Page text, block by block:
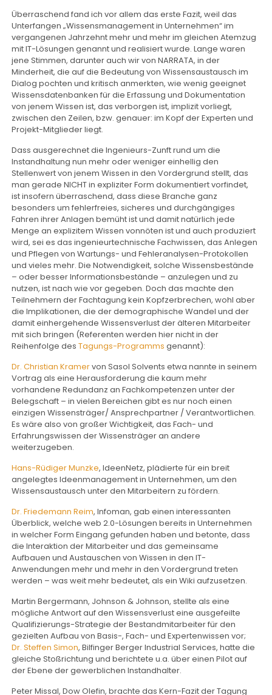
Überraschend fand ich vor allem das erste Fazit, weil das
Unterfangen „Wissensmanagement in Unternehmen“ im
vergangenen Jahrzehnt mehr und mehr im gleichen Atemzug
mit IT-Lösungen genannt und realisiert wurde. Lange waren
jene Stimmen, darunter auch wir von NARRATA, in der
Minderheit, die auf die Bedeutung von Wissensaustausch im
Dialog pochten und kritisch anmerkten, wie wenig geeignet
Wissensdatenbanken für die Erfassung und Dokumentation
von jenem Wissen ist, das verborgen ist, implizit vorliegt,
zwischen den Zeilen, bzw. genauer: im Kopf der Experten und
Projekt-Mitglieder liegt.
Dass ausgerechnet die Ingenieurs-Zunft rund um die
Instandhaltung nun mehr oder weniger einhellig den
Stellenwert von jenem Wissen in den Vordergrund stellt, das
man gerade NICHT in expliziter Form dokumentiert vorfindet,
ist insofern überraschend, dass diese Branche ganz
besonders um fehlerfreies, sicheres und durchgängiges
Fahren ihrer Anlagen bemüht ist und damit natürlich jede
Menge an explizitem Wissen vonnöten ist und auch produziert
wird, sei es das ingenieurtechnische Fachwissen, das Anlegen
und Pflegen von Wartungs- und Fehleranalysen-Protokollen
und vieles mehr. Die Notwendigkeit, solche Wissensbestände
– oder besser Informationsbestände – anzulegen und zu
nutzen, ist nach wie vor gegeben. Doch das machte den
Teilnehmern der Fachtagung kein Kopfzerbrechen, wohl aber
die Implikationen, die der demographische Wandel und der
damit einhergehende Wissensverlust der älteren Mitarbeiter
mit sich bringen (Referenten werden hier nicht in der
Reihenfolge desTagungs-Programms genannt):
Dr. Christian Kramervon Sasol Solvents etwa nannte in seinem
Vortrag als eine Herausforderung die kaum mehr
vorhandene Redundanz an Fachkompetenzen unter der
Belegschaft – in vielen Bereichen gibt es nur noch einen
einzigen Wissensträger/ Ansprechpartner / Verantwortlichen.
Es wäre also von großer Wichtigkeit, das Fach- und
Erfahrungswissen der Wissensträger an andere
weiterzugeben.
Hans-Rüdiger Munzke, IdeenNetz, plädierte für ein breit
angelegtes Ideenmanagement in Unternehmen, um den
Wissensaustausch unter den Mitarbeitern zu fördern.
Dr. Friedemann Reim, Infoman, gab einen interessanten
Überblick, welche web 2.0-Lösungen bereits in Unternehmen
in welcher Form Eingang gefunden haben und betonte, dass
die Interaktion der Mitarbeiter und das gemeinsame
Aufbauen und Austauschen von Wissen in den IT-
Anwendungen mehr und mehr in den Vordergrund treten
werden – was weit mehr bedeutet, als ein Wiki aufzusetzen.
Martin Bergermann, Johnson & Johnson, stellte als eine
mögliche Antwort auf den Wissensverlust eine ausgefeilte
Qualifizierungs-Strategie der Bestandmitarbeiter für den
gezielten Aufbau von Basis-, Fach- und Expertenwissen vor;
Dr. Steffen Simon, Bilfinger Berger Industrial Services, hatte die
gleiche Stoßrichtung und berichtete u.a. über einen Pilot auf
der Ebene der gewerblichen Instandhalter.
Peter Missal, Dow Olefin, brachte das Kern-Fazit der Tagung